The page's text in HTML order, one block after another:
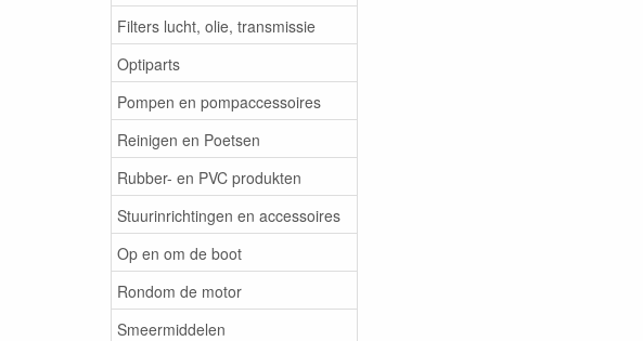
Filters lucht, olie, transmissie
Optiparts
Pompen en pompaccessoires
Reinigen en Poetsen
Rubber- en PVC produkten
Stuurinrichtingen en accessoires
Op en om de boot
Rondom de motor
Smeermiddelen